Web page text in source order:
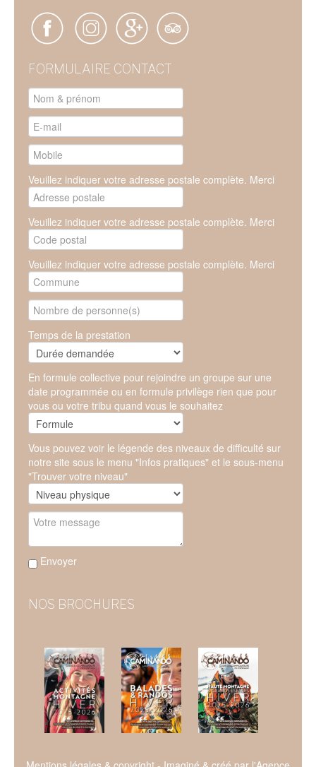
FORMULAIRE CONTACT
Veuillez indiquer votre adresse postale complète. Merci
Veuillez indiquer votre adresse postale complète. Merci
Veuillez indiquer votre adresse postale complète. Merci
Temps de la prestation
En formule collective pour rejoindre un groupe sur une
date programmée ou en formule privilège rien que pour
vous ou votre tribu quand vous le souhaitez
Vous pouvez voir le légende des niveaux de difficulté sur
notre site sous le menu "Infos pratiques" et le sous-menu
"Trouver votre niveau"
Envoyer
NOS BROCHURES